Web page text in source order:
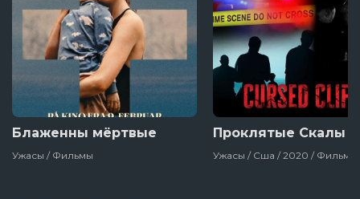
Блаженны мёртвые
Ужасы / Фильмы
Проклятые Скалы
Ужасы / Сша / 2020 / Фильмы